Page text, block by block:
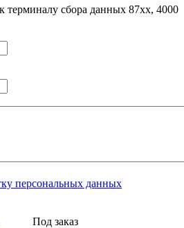
терминалу сбора данных 87xx, 4000
персональных данных
Под заказ